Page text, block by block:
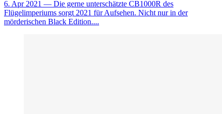
6. Apr 2021 — Die gerne unterschätzte CB1000R des
Flügelimperiums sorgt 2021 für Aufsehen. Nicht nur in der
mörderischen Black Edition....